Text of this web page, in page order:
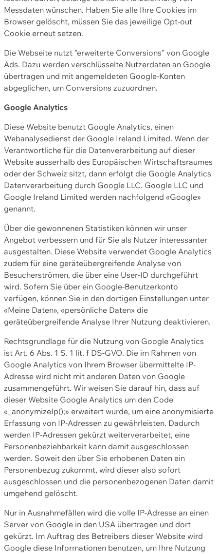
Messdaten wünschen. Haben Sie alle Ihre Cookies im
Browser gelöscht, müssen Sie das jeweilige Opt-out
Cookie erneut setzen.
Die Webseite nutzt "erweiterte Conversions" von Google
Ads. Dazu werden verschlüsselte Nutzerdaten an Google
übertragen und mit angemeldeten Google-Konten
abgeglichen, um Conversions zuzuordnen.
Google Analytics
Diese Website benutzt Google Analytics, einen
Webanalysedienst der Google Ireland Limited. Wenn der
Verantwortliche für die Datenverarbeitung auf dieser
Website ausserhalb des Europäischen Wirtschaftsraumes
oder der Schweiz sitzt, dann erfolgt die Google Analytics
Datenverarbeitung durch Google LLC. Google LLC und
Google Ireland Limited werden nachfolgend «Google»
genannt.
Über die gewonnenen Statistiken können wir unser
Angebot verbessern und für Sie als Nutzer interessanter
ausgestalten. Diese Website verwendet Google Analytics
zudem für eine geräteübergreifende Analyse von
Besucherströmen, die über eine User-ID durchgeführt
wird. Sofern Sie über ein Google-Benutzerkonto
verfügen, können Sie in den dortigen Einstellungen unter
«Meine Daten», «persönliche Daten» die
geräteübergreifende Analyse Ihrer Nutzung deaktivieren.
Rechtsgrundlage für die Nutzung von Google Analytics
ist Art. 6 Abs. 1 S. 1 lit. f DS-GVO. Die im Rahmen von
Google Analytics von Ihrem Browser übermittelte IP-
Adresse wird nicht mit anderen Daten von Google
zusammengeführt. Wir weisen Sie darauf hin, dass auf
dieser Website Google Analytics um den Code
«_anonymizeIp();» erweitert wurde, um eine anonymisierte
Erfassung von IP-Adressen zu gewährleisten. Dadurch
werden IP-Adressen gekürzt weiterverarbeitet, eine
Personenbeziehbarkeit kann damit ausgeschlossen
werden. Soweit den über Sie erhobenen Daten ein
Personenbezug zukommt, wird dieser also sofort
ausgeschlossen und die personenbezogenen Daten damit
umgehend gelöscht.
Nur in Ausnahmefällen wird die volle IP-Adresse an einen
Server von Google in den USA übertragen und dort
gekürzt. Im Auftrag des Betreibers dieser Website wird
Google diese Informationen benutzen, um Ihre Nutzung